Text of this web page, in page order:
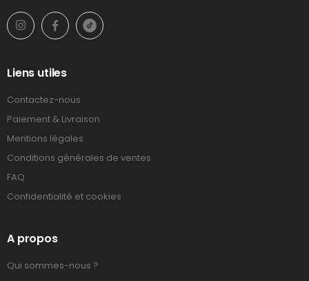
Liens utiles
Contactez-nous
Paiement & Livraison
Mentions légales
Conditions générales de ventes
FAQ
Confidentialité et cookies
A propos
Qui sommes-nous ?